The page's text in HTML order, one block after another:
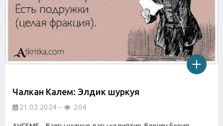
Чалкан Калем: Элдик шуркуя
21.02.2024 204